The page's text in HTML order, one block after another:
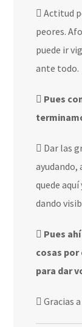
Actitud
peores.
puede ir
ante todo.
Pues
Dar las
ayudando,
quede
dando
Pues
cosas
para dar
Gracias